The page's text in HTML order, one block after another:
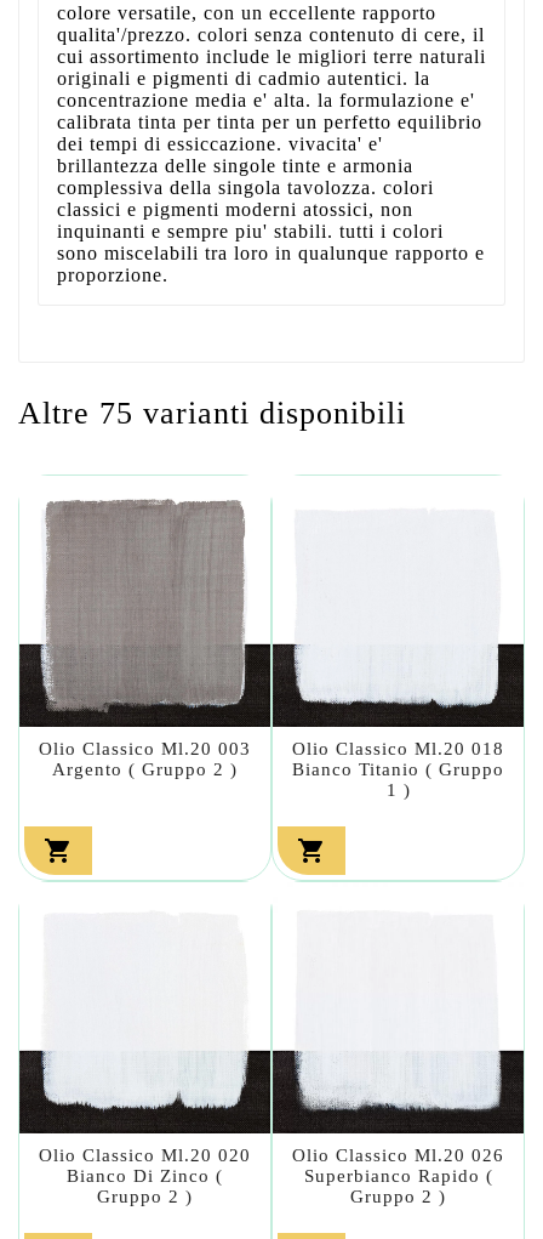
colore versatile, con un eccellente rapporto
qualita'/prezzo. colori senza contenuto di cere, il
cui assortimento include le migliori terre naturali
originali e pigmenti di cadmio autentici. la
concentrazione media e' alta. la formulazione e'
calibrata tinta per tinta per un perfetto equilibrio
dei tempi di essiccazione. vivacita' e'
brillantezza delle singole tinte e armonia
complessiva della singola tavolozza. colori
classici e pigmenti moderni atossici, non
inquinanti e sempre piu' stabili. tutti i colori
sono miscelabili tra loro in qualunque rapporto e
proporzione.
Altre 75 varianti disponibili
Olio Classico Ml.20 003
Argento ( Gruppo 2 )

Olio Classico Ml.20 018
Bianco Titanio ( Gruppo
1 )

Olio Classico Ml.20 020
Bianco Di Zinco (
Gruppo 2 )
Olio Classico Ml.20 026
Superbianco Rapido (
Gruppo 2 )